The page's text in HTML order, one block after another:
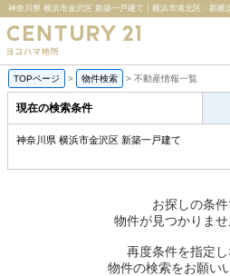
神奈川県 横浜市金沢区 新築一戸建て｜横浜市港北区・新
TOPページ > 物件検索 > 不動産情報一覧
現在の検索条件
神奈川県 横浜市金沢区 新築一戸建て
お探しの条
物件が見つかりませ
再度条件を指定
物件の検索をお願い